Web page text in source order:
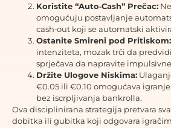
Koristite “Auto‑Cash” Prečac:
omogućuju postavljanje
cash‑out koji se automatski
Ostanite Smireni pod Pritiskom:
intenziteta, mozak trči da
sprječava da napravite
Držite Ulogove Niskima:
€0.05 ili €0.10 omogućava
bez iscrpljivanja bankrolla.
Ova disciplinirana strategija pretvara
dobitka ili gubitka koji odgovara